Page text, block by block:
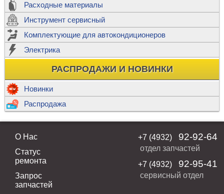
Расходные материалы
Инструмент сервисный
Комплектующие для автокондиционеров
Электрика
РАСПРОДАЖИ И НОВИНКИ
Новинки
Распродажа
О Нас
Статус
ремонта
Запрос
запчастей
+7 (4932) 92-92-64
отдел запчастей
+7 (4932)
92-95-41
сервисный отдел